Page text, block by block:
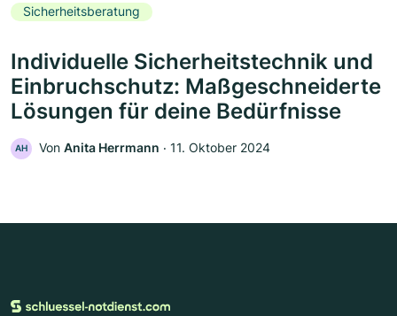
Sicherheitsberatung
Individuelle Sicherheitstechnik und
Einbruchschutz: Maßgeschneiderte
Lösungen für deine Bedürfnisse
AH Von Anita Herrmann ‧ 11. Oktober 2024